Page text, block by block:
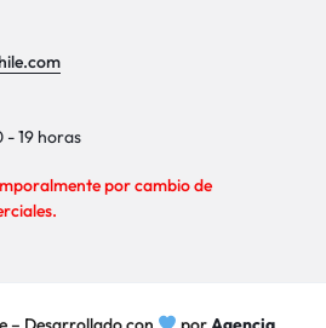
- 19 horas
por cambio de